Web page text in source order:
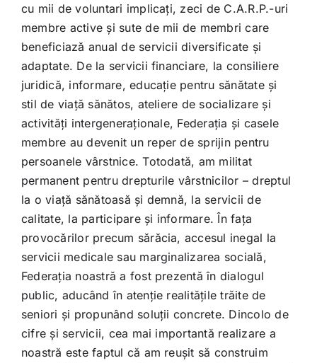
cu mii de voluntari implicați, zeci de C.A.R.P.-uri
membre active și sute de mii de membri care
beneficiază anual de servicii diversificate și
adaptate. De la servicii financiare, la consiliere
juridică, informare, educație pentru sănătate şi
stil de viaţă sănătos, ateliere de socializare și
activități intergeneraționale, Federația și casele
membre au devenit un reper de sprijin pentru
persoanele vârstnice. Totodată, am militat
permanent pentru drepturile vârstnicilor – dreptul
la o viață sănătoasă și demnă, la servicii de
calitate, la participare și informare. În fața
provocărilor precum sărăcia, accesul inegal la
servicii medicale sau marginalizarea socială,
Federația noastră a fost prezentă în dialogul
public, aducând în atenție realitățile trăite de
seniori și propunând soluții concrete. Dincolo de
cifre și servicii, cea mai importantă realizare a
noastră este faptul că am reușit să construim